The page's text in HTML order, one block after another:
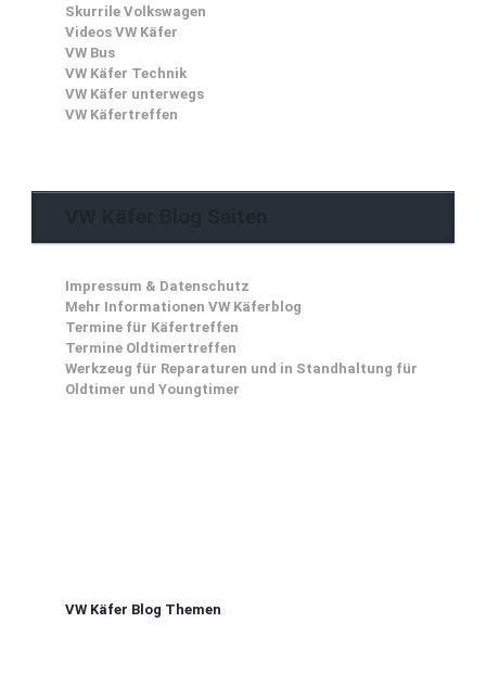
Skurrile Volkswagen
Videos VW Käfer
VW Bus
VW Käfer Technik
VW Käfer unterwegs
VW Käfertreffen
Impressum & Datenschutz
Mehr Informationen VW Käferblog
Termine für Käfertreffen
Termine Oldtimertreffen
Werkzeug für Reparaturen und in Standhaltung für
Oldtimer und Youngtimer
VW Käfer Blog Themen